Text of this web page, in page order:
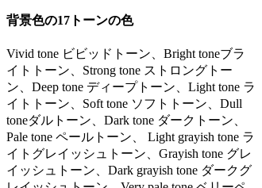
背景色の17トーンの色
Vivid tone ビビッドトーン、Bright toneブラ
イトトーン、Strong tone ストロングトー
ン、Deep tone ディープトーン、Light tone ラ
イトトーン、Soft tone ソフトトーン、Dull
toneダルトーン、Dark tone ダークトーン、
Pale tone ペールトーン、 Light grayish tone ラ
イトグレイッシュトーン、Grayish tone グレ
イッシュトーン、Dark grayish tone ダークグ